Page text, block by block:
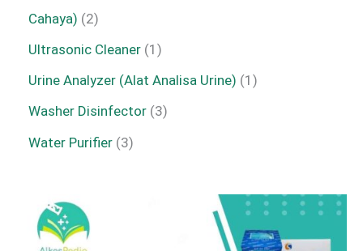
Cahaya) 2
Ultrasonic Cleaner 1
Urine Analyzer (Alat Analisa Urine) 1
Washer Disinfector 3
Water Purifier 3